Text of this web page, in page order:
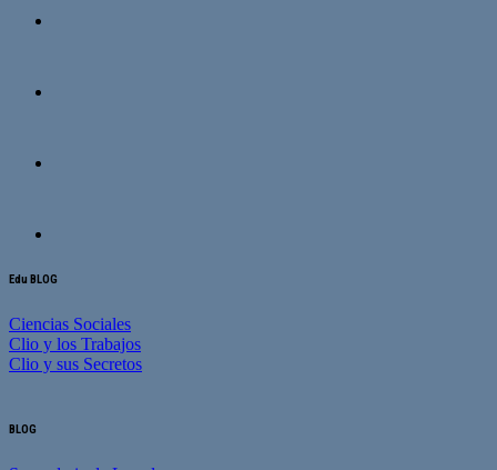
Edu BLOG
Ciencias Sociales
Clio y los Trabajos
Clio y sus Secretos
BLOG